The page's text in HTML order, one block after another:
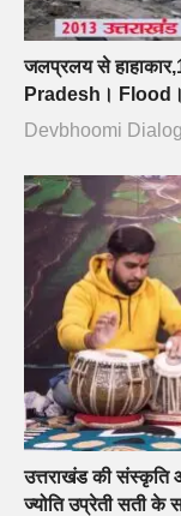
जलप्रलय से
Pradesh।
Devbhoomi
उत्तराखंड की संस्कृति
ज्योति उप्रेती सती के